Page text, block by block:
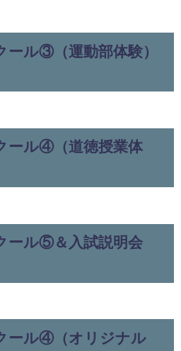
ール③（運動部体験）
ール④（道徳授業体
ール⑤＆入試説明会
ール④（オリジナル